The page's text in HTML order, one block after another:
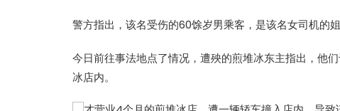
警方指出，该名受伤的60馀岁男乘客，是该名女司机的姐
今日前往事法地点了情况，遭殃的煎堆冰东主指出，他
冰店内。